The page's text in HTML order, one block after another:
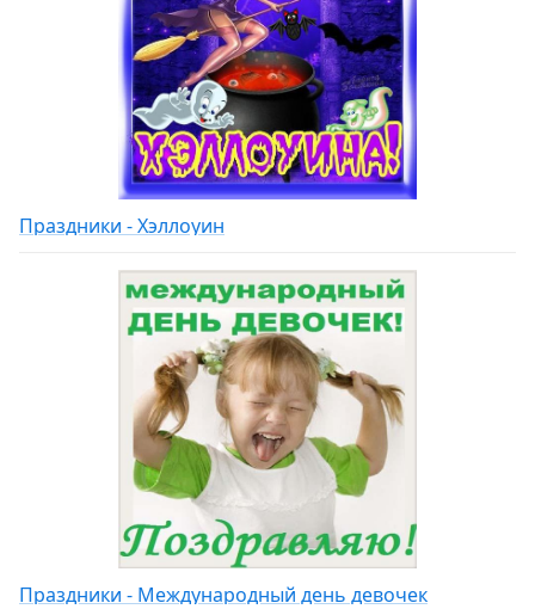
Праздники - Хэллоуин
Праздники - Международный день девочек